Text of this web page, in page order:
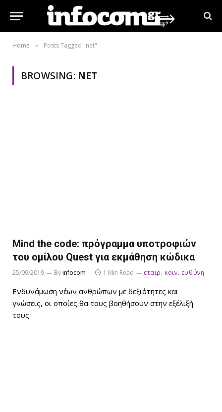
Home » Posts Tagged "net"
BROWSING: NET
Mind the code: πρόγραμμα υποτροφιών
του ομίλου Quest για εκμάθηση κώδικα
25/09/2019 Byinfocom 1 Min Read εταιρ. κοιν. ευθύνη
Ενδυνάμωση νέων ανθρώπων με δεξιότητες και
γνώσεις, οι οποίες θα τους βοηθήσουν στην εξέλιξή
τους